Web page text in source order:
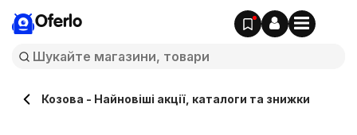
Oferlo
Козова - Найновіші акції, каталоги та знижки